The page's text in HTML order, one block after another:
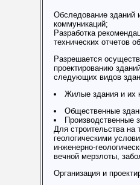
Обследование зданий
коммуникаций;
Разработка
технических отчетов
Разрешается
проектированию
следующих видов
Жилые здания и их
Общественные
Производственные
Для строительства на
геологическими
инженерно-
вечной мерзлоты,
Организация и